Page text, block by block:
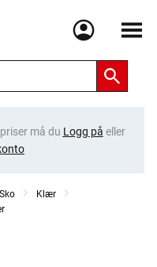
Meny
må du Logg på eller
Klær